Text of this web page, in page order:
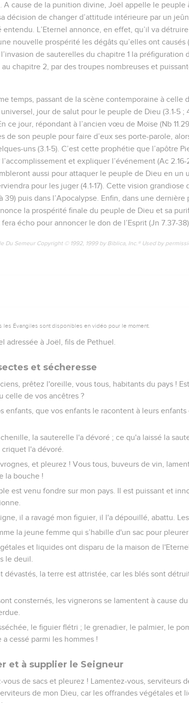
A cause de la punition divine, Joël appelle le
décision de changer d’attitude intérieure par un
entendu. L’Eternel annonce, en effet, qu’il va
nouvelle prospérité les dégâts qu’elles ont causés
de sauterelles du chapitre 1 la préfiguration
chapitre 2, par des troupes nombreuses et
temps, passant de la scène contemporaine à celle
jour de salut pour le peuple de Dieu (3.1-5 ;
ce jour, répondant à l’ancien vœu de Moïse (Nb
de son peuple pour faire d’eux ses porte-parole,
uns (3.1-5). C’est cette prophétie que l’apôtre
et expliquer l’événement (Ac 2.16-
aussi pour attaquer le peuple de Dieu en un
pour les juger (4.1-17). Cette vision grandiose
39) puis dans l’Apocalypse. Enfin, dans une dernière
la prospérité finale du peuple de Dieu et sa
écho pour annoncer le don de l’Esprit (Jn 7.37-38).
Du Semeur Copyright © 1992, 1999 by Biblica, Inc.® Used by
les Évangiles sont disponibles en vidéo pour le moment.
adressée à Joël, fils de Pethuel.
et sécheresse
prêtez l'oreille, vous tous, habitants du pays !
celle de vos ancêtres ?
enfants, que vos enfants le racontent à leurs
la sauterelle l'a dévoré ; ce qu'a laissé la
l'a dévoré.
et pleurez ! Vous tous, buveurs de vin,
la bouche !
est venu fondre sur mon pays. Il est puissant et
il a ravagé mon figuier, il l'a dépouillé, abattu.
la jeune femme qui s’habille d'un sac pour
et liquides ont disparu de la maison de
le deuil.
dévastés, la terre est attristée, car les blés sont
consternés, les vignerons se lamentent à cause
le figuier flétri ; le grenadier, le palmier, le
a cessé parmi les hommes !
et à supplier le Seigneur
vous de sacs et pleurez ! Lamentez-vous, serviteurs
de mon Dieu, car les offrandes végétales et